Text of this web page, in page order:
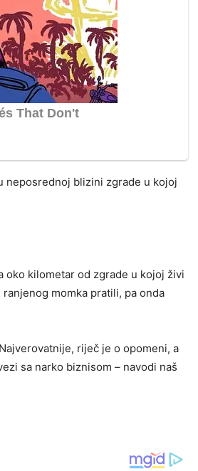
neposrednoj blizini zgrade u kojoj
oko kilometar od zgrade u kojoj živi
momka pratili, pa onda
riječ je o opomeni, a
sa narko biznisom – navodi naš